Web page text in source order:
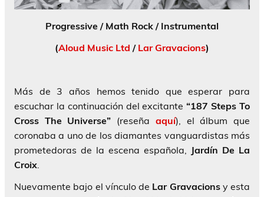
Progressive / Math Rock / Instrumental
(Aloud Music Ltd / Lar Gravacions)
Más de 3 años hemos tenido que esperar para
escuchar la continuación del excitante“187 Steps To
Cross The Universe” (reseña aquí), el álbum que
coronaba a uno de los diamantes vanguardistas más
prometedoras de la escena española, Jardín De La
Croix.
Nuevamente bajo el vínculo de Lar Gravacionsy esta